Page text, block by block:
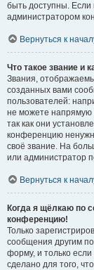
быть доступны. Если
администратором
Вернуться к
Что такое звание и
Звания,
созданных вами
пользователей:
не можете напрямую
так как они
конференцию
своё звание. На
или администратор
Вернуться к
Когда я щёлкаю по
конференцию!
Только
сообщения другим
форму, и только
сделано для того,